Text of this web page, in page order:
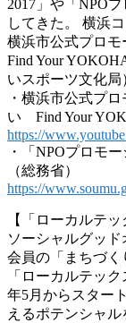
2017」や「NPO
してきた。 横浜
横浜市公式プロ
Find Your
いスポーツ文化局
・横浜市公式プ
い Find Your
https://
・「NPOプロモ
（総務省）
https://
【「ローカルテ
ソーシャルグッド
会員の「まちづく
「ローカルテッ
年5月からスター
えるポテンシャ